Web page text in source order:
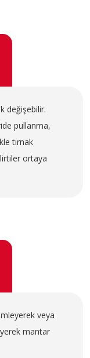
değişebilir.
pullanma,
tırnak
ortaya
veya
mantar